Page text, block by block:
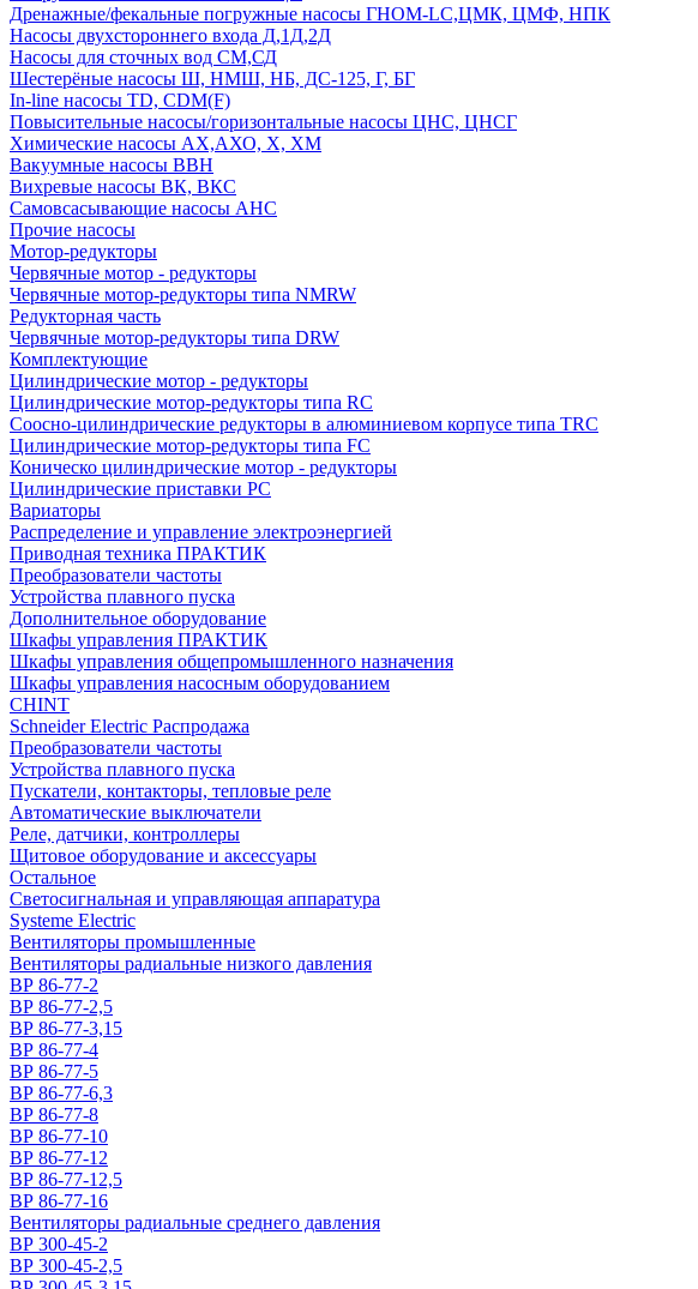
Дренажные/фекальные погружные насосы ГНОМ-LC,ЦМК, ЦМФ, НПК
Насосы двухстороннего входа Д,1Д,2Д
Насосы для сточных вод СМ,СД
Шестерёные насосы Ш, НМШ, НБ, ДС-125, Г, БГ
In-line насосы TD, CDM(F)
Повысительные насосы/горизонтальные насосы ЦНС, ЦНСГ
Химические насосы АХ,АХО, Х, ХМ
Вакуумные насосы ВВН
Вихревые насосы ВК, ВКС
Самовсасывающие насосы АНС
Прочие насосы
Мотор-редукторы
Червячные мотор - редукторы
Червячные мотор-редукторы типа NMRW
Редукторная часть
Червячные мотор-редукторы типа DRW
Комплектующие
Цилиндрические мотор - редукторы
Цилиндрические мотор-редукторы типа RC
Соосно-цилиндрические редукторы в алюминиевом корпусе типа TRC
Цилиндрические мотор-редукторы типа FC
Коническо цилиндрические мотор - редукторы
Цилиндрические приставки PC
Вариаторы
Распределение и управление электроэнергией
Приводная техника ПРАКТИК
Преобразователи частоты
Устройства плавного пуска
Дополнительное оборудование
Шкафы управления ПРАКТИК
Шкафы управления общепромышленного назначения
Шкафы управления насосным оборудованием
CHINT
Schneider Electric Распродажа
Преобразователи частоты
Устройства плавного пуска
Пускатели, контакторы, тепловые реле
Автоматические выключатели
Реле, датчики, контроллеры
Щитовое оборудование и аксессуары
Остальное
Светосигнальная и управляющая аппаратура
Systeme Electric
Вентиляторы промышленные
Вентиляторы радиальные низкого давления
ВР 86-77-2
ВР 86-77-2,5
ВР 86-77-3,15
ВР 86-77-4
ВР 86-77-5
ВР 86-77-6,3
ВР 86-77-8
ВР 86-77-10
ВР 86-77-12
ВР 86-77-12,5
ВР 86-77-16
Вентиляторы радиальные среднего давления
ВР 300-45-2
ВР 300-45-2,5